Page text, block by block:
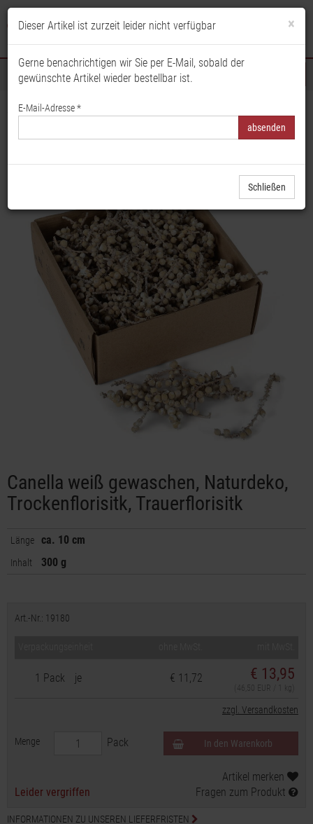
Sortiment
Startseite Floristik & Dekoration
Canella weiß gewaschen, Naturdeko, Trockenflorisitk, Trauerflorisitk
Canella weiß gewaschen, Naturdeko,
Trockenflorisitk, Trauerflorisitk
Länge ca. 10 cm
Inhalt 300 g
Art.-Nr.: 19180
1 Pack je € 11,72 € 13,95
(46,50 EUR / 1 kg)
zzgl. Versandkosten
Menge Pack In den Warenkorb
Leider vergriffen
Artikel merken
Fragen zum Produkt
INFORMATIONEN ZU UNSEREN LIEFERFRISTEN
Dieser Artikel ist zurzeit leider nicht verfügbar ×
Gerne benachrichtigen wir Sie per E-Mail, sobald der
gewünschte Artikel wieder bestellbar ist.
E-Mail-Adresse *
Schließen